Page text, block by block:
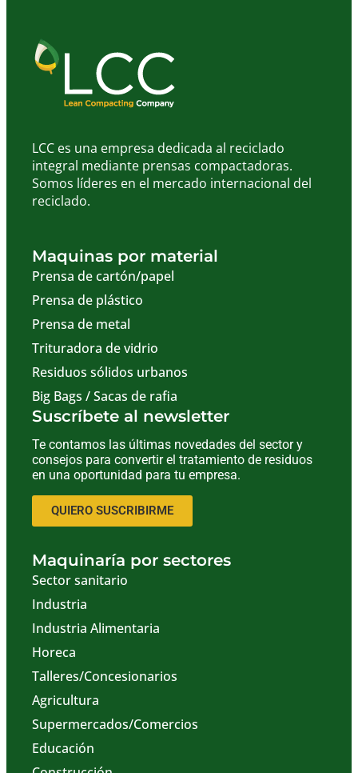
LCC es una empresa dedicada al reciclado
integral mediante prensas compactadoras.
Somos líderes en el mercado internacional del
reciclado.
Maquinas por material
Prensa de cartón/papel
Prensa de plástico
Prensa de metal
Trituradora de vidrio
Residuos sólidos urbanos
Big Bags / Sacas de rafia
Suscríbete al newsletter
Te contamos las últimas novedades del sector y
consejos para convertir el tratamiento de residuos
en una oportunidad para tu empresa.
QUIERO SUSCRIBIRME
Maquinaría por sectores
Sector sanitario
Industria
Industria Alimentaria
Horeca
Talleres/Concesionarios
Agricultura
Supermercados/Comercios
Educación